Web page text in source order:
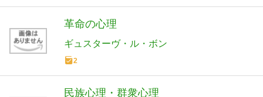
革命の心理
ギュスターヴ・ル・ボン
2
民族心理・群衆心理